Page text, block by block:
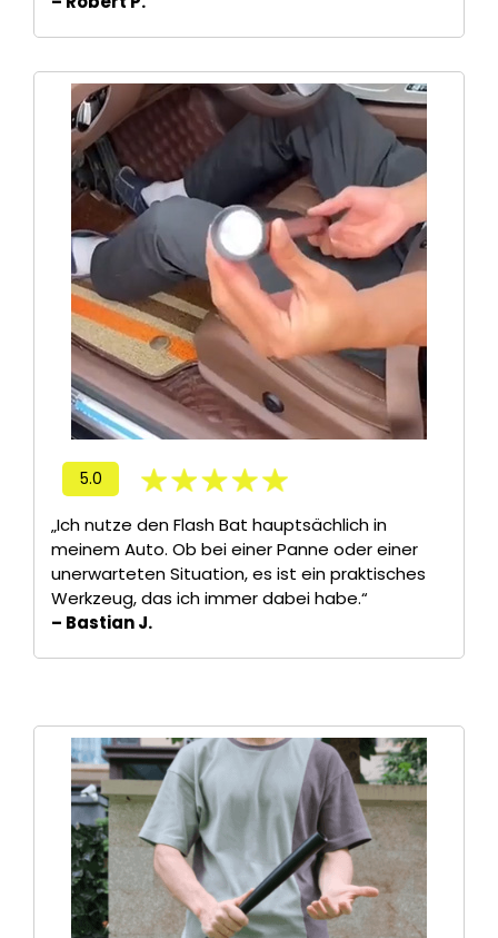
5.0
„Ich nutze den Flash Bat hauptsächlich in
meinem Auto. Ob bei einer Panne oder einer
unerwarteten Situation, es ist ein praktisches
Werkzeug, das ich immer dabei habe.“
– Bastian J.